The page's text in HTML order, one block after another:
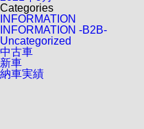
Categories
INFORMATION
INFORMATION -B2B-
Uncategorized
中古車
新車
納車実績